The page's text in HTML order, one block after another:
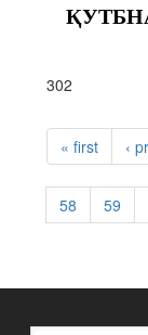
302
PAGES
« first ‹
58
59